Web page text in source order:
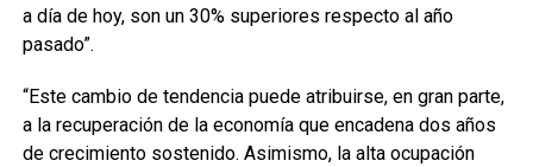
a día de hoy, son un 30% superiores respecto al año
pasado”.
“Este cambio de tendencia puede atribuirse, en gran parte,
a la recuperación de la economía que encadena dos años
de crecimiento sostenido. Asimismo, la alta ocupación